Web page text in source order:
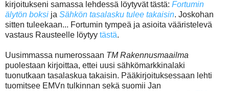
kirjoitukseni samassa lehdessä löytyvät tästä: Fortumin
älytön boksi ja Sähkön tasalasku tulee takaisin. Joskohan
sitten tuleekaan... Fortumin tympeä ja asioita vääristelevä
vastaus Rausteelle löytyy tästä.
Uusimmassa numerossaan TM Rakennusmaailma
puolestaan kirjoittaa, ettei uusi sähkömarkkinalaki
tuonutkaan tasalaskua takaisin. Pääkirjoituksessaan lehti
tuomitsee EMVn tulkinnan sekä suomii Jan